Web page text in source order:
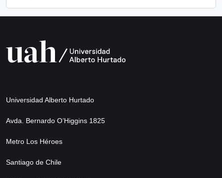
Universidad Alberto Hurtado
Avda. Bernardo O’Higgins 1825
Metro Los Héroes
Santiago de Chile